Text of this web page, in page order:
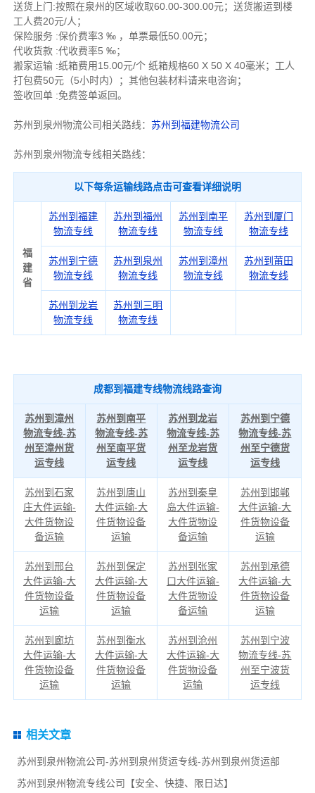
送货上门:按照在泉州的区域收取60.00-300.00元；送货搬运到楼
工人费20元/人；
保险服务 :保价费率3 ‰ ，单票最低50.00元；
代收货款 :代收费率5 ‰；
搬家运输 :纸箱费用15.00元/个 纸箱规格60 X 50 X 40毫米；工人
打包费50元（5小时内）；其他包装材料请来电咨询；
签收回单 :免费签单返回。
苏州到泉州物流公司相关路线： 苏州到福建物流公司
苏州到泉州物流专线相关路线：
以下每条运输线路点击可查看详细说明
福
建
省
苏州到福建
物流专线
苏州到福州
物流专线
苏州到南平
物流专线
苏州到厦门
物流专线
苏州到宁德
物流专线
苏州到泉州
物流专线
苏州到漳州
物流专线
苏州到莆田
物流专线
苏州到龙岩
物流专线
苏州到三明
物流专线
成都到福建专线物流线路查询
苏州到漳州
物流专线-苏
州至漳州货
运专线
苏州到南平
物流专线-苏
州至南平货
运专线
苏州到龙岩
物流专线-苏
州至龙岩货
运专线
苏州到宁德
物流专线-苏
州至宁德货
运专线
苏州到石家
庄大件运输-
大件货物设
备运输
苏州到唐山
大件运输-大
件货物设备
运输
苏州到秦皇
岛大件运输-
大件货物设
备运输
苏州到邯郸
大件运输-大
件货物设备
运输
苏州到邢台
大件运输-大
件货物设备
运输
苏州到保定
大件运输-大
件货物设备
运输
苏州到张家
口大件运输-
大件货物设
备运输
苏州到承德
大件运输-大
件货物设备
运输
苏州到廊坊
大件运输-大
件货物设备
运输
苏州到衡水
大件运输-大
件货物设备
运输
苏州到沧州
大件运输-大
件货物设备
运输
苏州到宁波
物流专线-苏
州至宁波货
运专线
相关文章
苏州到泉州物流公司-苏州到泉州货运专线-苏州到泉州货运部
苏州到泉州物流专线公司【安全、快捷、限日达】